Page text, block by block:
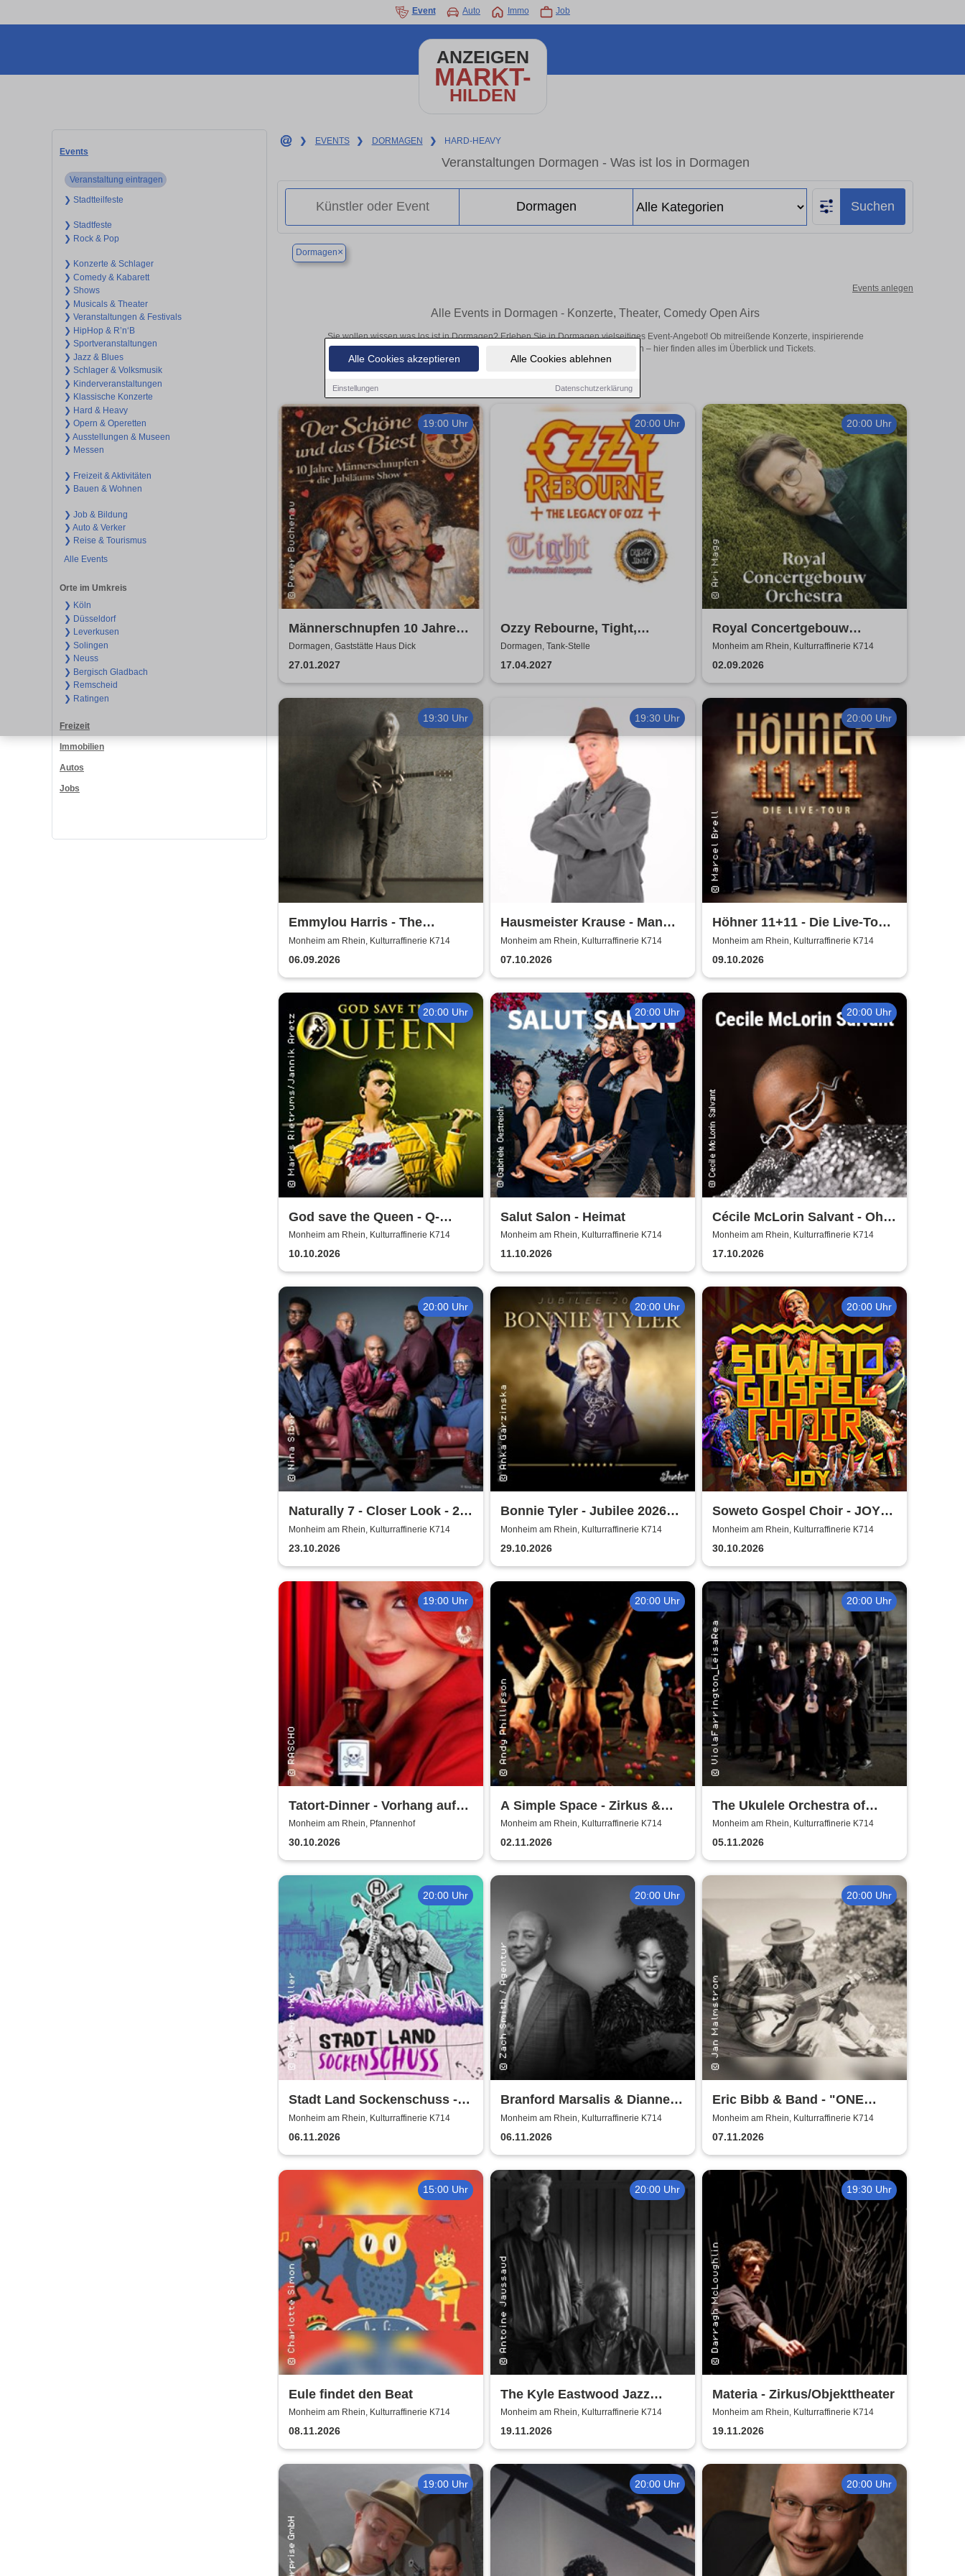
Alle Cookies akzeptieren Alle Cookies ablehnen
Einstellungen Datenschutzerklärung
Event Auto Immo Job
ANZEIGEN
MARKT-
HILDEN
Events
Veranstaltung eintragen
❯ Stadtteilfeste
❯ Stadtfeste
❯ Rock & Pop
❯ Konzerte & Schlager
❯ Comedy & Kabarett
❯ Shows
❯ Musicals & Theater
❯ Veranstaltungen & Festivals
❯ HipHop & R’n‘B
❯ Sportveranstaltungen
❯ Jazz & Blues
❯ Schlager & Volksmusik
❯ Kinderveranstaltungen
❯ Klassische Konzerte
❯ Hard & Heavy
❯ Opern & Operetten
❯ Ausstellungen & Museen
❯ Messen
❯ Freizeit & Aktivitäten
❯ Bauen & Wohnen
❯ Job & Bildung
❯ Auto & Verker
❯ Reise & Tourismus
Alle Events
Orte im Umkreis
❯ Köln
❯ Düsseldorf
❯ Leverkusen
❯ Solingen
❯ Neuss
❯ Bergisch Gladbach
❯ Remscheid
❯ Ratingen
Freizeit
Immobilien
Autos
Jobs
❯ EVENTS ❯ DORMAGEN ❯ HARD-HEAVY
Veranstaltungen Dormagen - Was ist los in Dormagen
Suchen
Dormagen×
Events anlegen
Alle Events in Dormagen - Konzerte, Theater, Comedy Open Airs
Sie wollen wissen was los ist in Dormagen? Erleben Sie in Dormagen vielseitiges Event-Angebot! Ob mitreißende Konzerte, inspirierende
Theateraufführungen oder aufregende Veranstaltungen in Dormagen – hier finden alles im Überblick und Tickets.
19:00 Uhr
Männerschnupfen 10 Jahre
Jubiläumsshow
Dormagen, Gaststätte Haus Dick
27.01.2027
20:00 Uhr
Ozzy Rebourne, Tight,
Cracker Jamm
Dormagen, Tank-Stelle
17.04.2027
20:00 Uhr
Royal Concertgebouw
Orchestra | Víkingur Ólafsson
Monheim am Rhein, Kulturraffinerie K714
02.09.2026
19:30 Uhr
Emmylou Harris - The
European Farewell Tour
Monheim am Rhein, Kulturraffinerie K714
06.09.2026
19:30 Uhr
Hausmeister Krause - Man
lebt nur zweimal
Monheim am Rhein, Kulturraffinerie K714
07.10.2026
20:00 Uhr
Höhner 11+11 - Die Live-Tour
2025/26
Monheim am Rhein, Kulturraffinerie K714
09.10.2026
20:00 Uhr
God save the Queen - Q-
Revival Band
Monheim am Rhein, Kulturraffinerie K714
10.10.2026
20:00 Uhr
Salut Salon - Heimat
Monheim am Rhein, Kulturraffinerie K714
11.10.2026
20:00 Uhr
Cécile McLorin Salvant - Oh
Snap - Germany 2026
Monheim am Rhein, Kulturraffinerie K714
17.10.2026
20:00 Uhr
Naturally 7 - Closer Look - 25
Years of Naturally 7
Monheim am Rhein, Kulturraffinerie K714
23.10.2026
20:00 Uhr
Bonnie Tyler - Jubilee 2026
Tournee
Monheim am Rhein, Kulturraffinerie K714
29.10.2026
20:00 Uhr
Soweto Gospel Choir - JOY!
(Zulu: Injabulo)
Monheim am Rhein, Kulturraffinerie K714
30.10.2026
19:00 Uhr
Tatort-Dinner - Vorhang auf
für Mord
Monheim am Rhein, Pfannenhof
30.10.2026
20:00 Uhr
A Simple Space - Zirkus &
Körpertheater
Monheim am Rhein, Kulturraffinerie K714
02.11.2026
20:00 Uhr
The Ukulele Orchestra of
Great Britain
Monheim am Rhein, Kulturraffinerie K714
05.11.2026
20:00 Uhr
Stadt Land Sockenschuss -
Kabarett-Theater Distel
Monheim am Rhein, Kulturraffinerie K714
06.11.2026
20:00 Uhr
Branford Marsalis & Dianne
Reeves celebrate John
Coltrane
Monheim am Rhein, Kulturraffinerie K714
06.11.2026
20:00 Uhr
Eric Bibb & Band - "ONE
MISSISSIPPI" World Tour
2026
Monheim am Rhein, Kulturraffinerie K714
07.11.2026
15:00 Uhr
Eule findet den Beat
Monheim am Rhein, Kulturraffinerie K714
08.11.2026
20:00 Uhr
The Kyle Eastwood Jazz
Quintet
Monheim am Rhein, Kulturraffinerie K714
19.11.2026
19:30 Uhr
Materia - Zirkus/Objekttheater
Monheim am Rhein, Kulturraffinerie K714
19.11.2026
19:00 Uhr 20:00 Uhr 20:00 Uhr